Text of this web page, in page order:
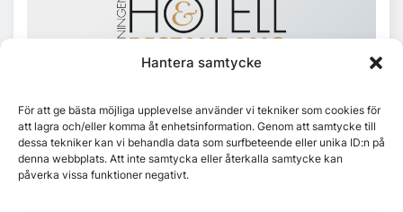
Hantera samtycke
För att ge bästa möjliga upplevelse använder vi tekniker som cookies för
att lagra och/eller komma åt enhetsinformation. Genom att samtycke till
dessa tekniker kan vi behandla data som surfbeteende eller unika ID:n på
denna webbplats. Att inte samtycka eller återkalla samtycke kan
påverka vissa funktioner negativt.